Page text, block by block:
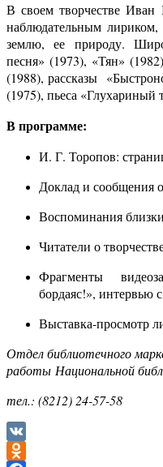
В своем творчестве Иван
наблюдательным
землю, ее природу.
песня» (1973), «Тян»
(1988), рассказы
(1975), пьеса «Глухариный
В программе:
И. Г. Торопов:
Доклад и сообщения
Воспоминания
Читатели о
Фрагменты
бордаяс!», интервью
Выставка-просмотр
Отдел библиотечного
работы Национальной
тел.: (8212) 24-57-58
VK